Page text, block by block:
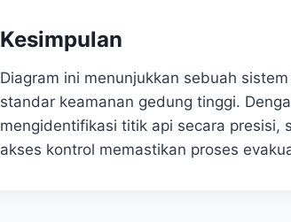
Kesimpulan
Diagram ini menunjukkan sebuah
standar keamanan gedung tinggi.
mengidentifikasi titik api secara presisi,
akses kontrol memastikan proses